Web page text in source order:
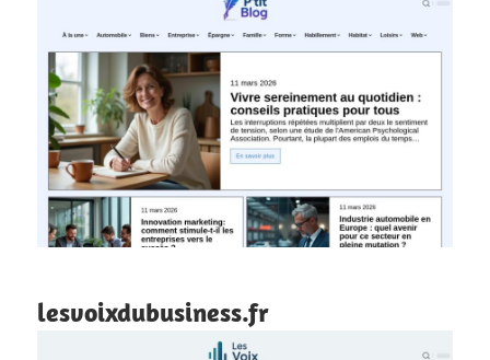
lesvoixdubusiness.fr